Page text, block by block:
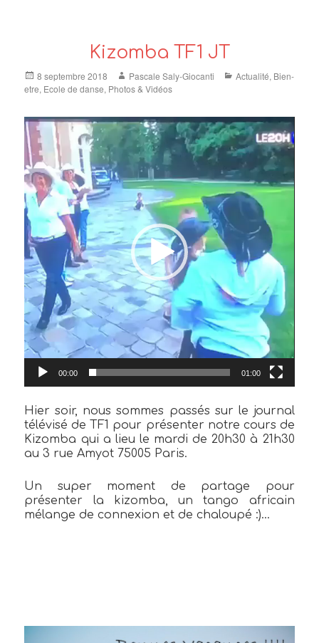
Kizomba TF1 JT
Posted
on
8 septembre 2018 Author
Pascale Saly-Giocanti Categories
Actualité, Bien-
etre, Ecole de danse, Photos & Vidéos
Lecteur
vidéo
00:00 01:00
Hier soir, nous sommes passés sur le journal
télévisé de TF1 pour présenter notre cours de
Kizomba qui a lieu le mardi de 20h30 à 21h30
au 3 rue Amyot 75005 Paris.
Un super moment de partage pour
présenter la kizomba, un tango africain
mélange de connexion et de chaloupé :)…